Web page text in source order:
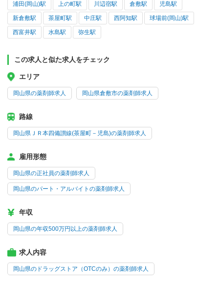
浦田(岡山)駅 上の町駅 川辺宿駅 倉敷駅 児島駅
新倉敷駅 茶屋町駅 中庄駅 西阿知駅 球場前(岡山)駅
西富井駅 水島駅 弥生駅
この求人と似た求人をチェック
エリア
岡山県の薬剤師求人 岡山県倉敷市の薬剤師求人
路線
岡山県ＪＲ本四備讃線(茶屋町－児島)の薬剤師求人
雇用形態
岡山県の正社員の薬剤師求人
岡山県のパート・アルバイトの薬剤師求人
年収
岡山県の年収500万円以上の薬剤師求人
求人内容
岡山県のドラッグストア（OTCのみ）の薬剤師求人